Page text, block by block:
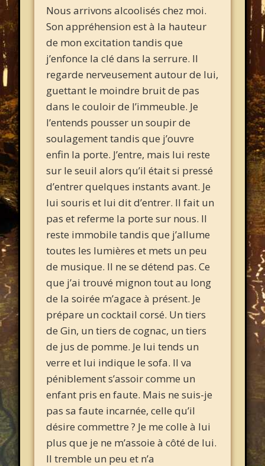
Nous arrivons alcoolisés chez moi.
Son appréhension est à la hauteur
de mon excitation tandis que
j’enfonce la clé dans la serrure. Il
regarde nerveusement autour de lui,
guettant le moindre bruit de pas
dans le couloir de l’immeuble. Je
l’entends pousser un soupir de
soulagement tandis que j’ouvre
enfin la porte. J’entre, mais lui reste
sur le seuil alors qu’il était si pressé
d’entrer quelques instants avant. Je
lui souris et lui dit d’entrer. Il fait un
pas et referme la porte sur nous. Il
reste immobile tandis que j’allume
toutes les lumières et mets un peu
de musique. Il ne se détend pas. Ce
que j’ai trouvé mignon tout au long
de la soirée m’agace à présent. Je
prépare un cocktail corsé. Un tiers
de Gin, un tiers de cognac, un tiers
de jus de pomme. Je lui tends un
verre et lui indique le sofa. Il va
péniblement s’assoir comme un
enfant pris en faute. Mais ne suis-je
pas sa faute incarnée, celle qu’il
désire commettre ? Je me colle à lui
plus que je ne m’assoie à côté de lui.
Il tremble un peu et n’a